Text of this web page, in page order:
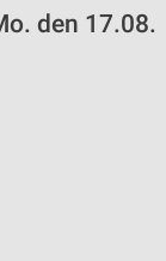
den 17.08.